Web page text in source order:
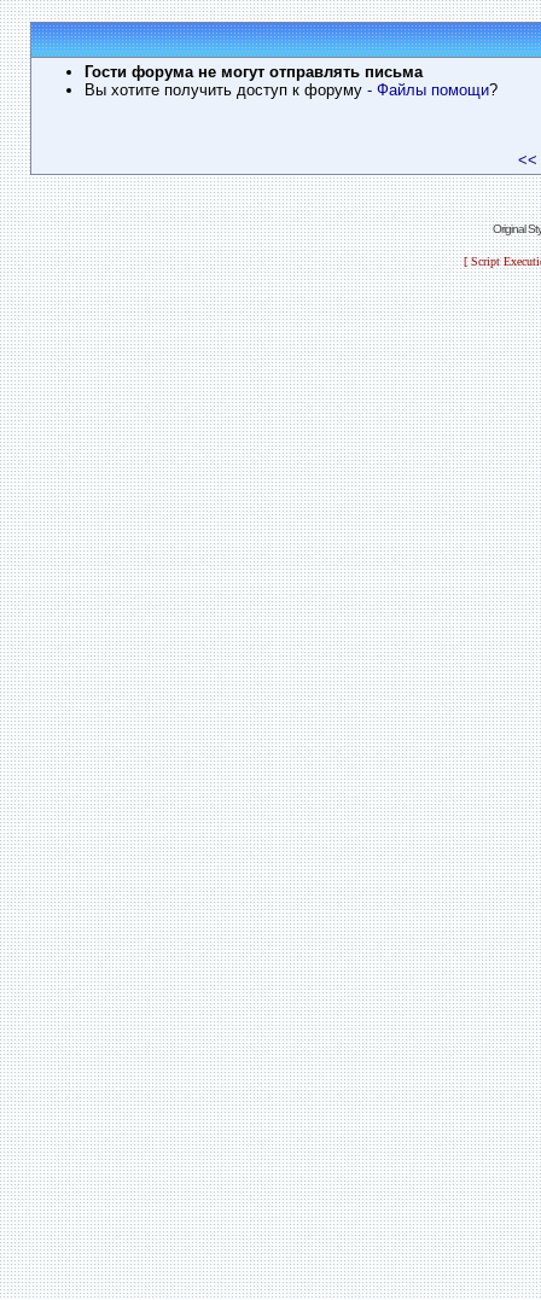
Гости форума не могут отправлять письма
Вы хотите получить доступ к форуму - Файлы помощи?
<<
Original
[ Script